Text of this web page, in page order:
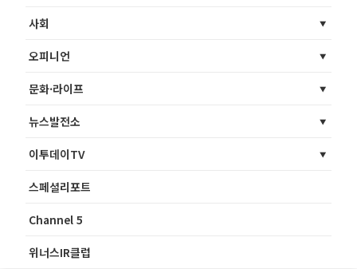
사회
오피니언
문화·라이프
뉴스발전소
이투데이TV
스페셜리포트
Channel 5
위너스IR클럽